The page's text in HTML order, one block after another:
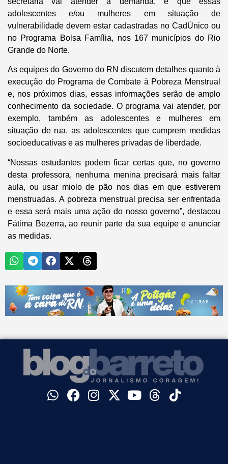
adolescentes e/ou mulheres em situação de
vulnerabilidade devem estar cadastradas no CadÚnico ou
no Programa Bolsa Família, nos 167 municípios do Rio
Grande do Norte.
As equipes do Governo do RN discutem detalhes quanto à
execução do Programa de Combate à Pobreza Menstrual
e, nos próximos dias, essas informações serão de amplo
conhecimento da sociedade. O programa vai atender, por
exemplo, também as adolescentes e mulheres em
situação de rua, as adolescentes que cumprem medidas
socioeducativas e as mulheres privadas de liberdade.
“Nossas estudantes podem ficar certas que, no governo
desta professora, nenhuma menina precisará mais faltar
aula, ou usar miolo de pão nos dias em que estiverem
menstruadas. A pobreza menstrual precisa ser enfrentada
e essa será mais uma ação do nosso governo”, destacou
Fátima Bezerra, ao reunir parte da sua equipe e anunciar
as medidas.